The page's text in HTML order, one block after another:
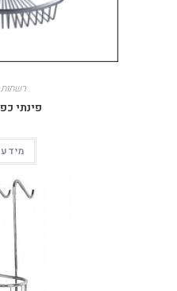
רשתות
פינתי